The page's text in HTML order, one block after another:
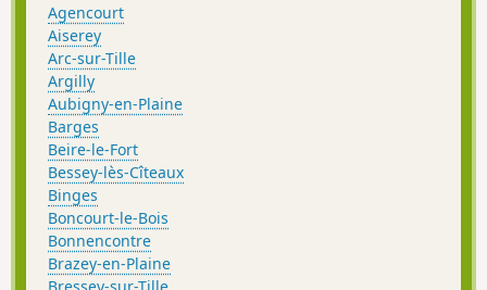
Agencourt
Aiserey
Arc-sur-Tille
Argilly
Aubigny-en-Plaine
Barges
Beire-le-Fort
Bessey-lès-Cîteaux
Binges
Boncourt-le-Bois
Bonnencontre
Brazey-en-Plaine